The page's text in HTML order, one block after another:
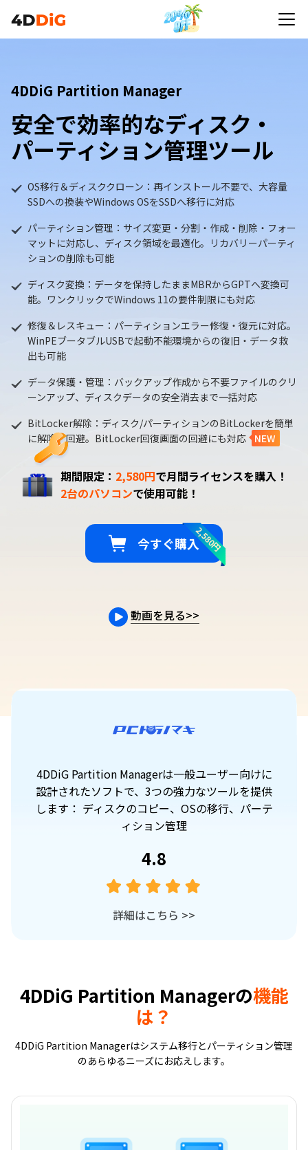
4DDiG Partition Manager
安全で効率的なディスク・
パーティション管理ツール
OS移行＆ディスククローン：再インストール不要で、大容量
SSDへの換装やWindows OSをSSDへ移行に対応
パーティション管理：サイズ変更・分割・作成・削除・フォー
マットに対応し、ディスク領域を最適化。リカバリーパーティ
ションの削除も可能
ディスク変換：データを保持したままMBRからGPTへ変換可
能。ワンクリックでWindows 11の要件制限にも対応
修復＆レスキュー：パーティションエラー修復・復元に対応。
WinPEブータブルUSBで起動不能環境からの復旧・データ救
出も可能
データ保護・管理：バックアップ作成から不要ファイルのクリ
ーンアップ、ディスクデータの安全消去まで一括対応
BitLocker解除：ディスク/パーティションのBitLockerを簡単
に解除・回避。BitLocker回復画面の回避にも対応
NEW
期間限定： 2,580円で月間ライセンスを購入！
2台のパソコンで使用可能！
今すぐ購入2,580円
動画を見る>>
4DDiG Partition Managerは一般ユーザー向けに
設計されたソフトで、3つの強力なツールを提供
します： ディスクのコピー、OSの移行、パーテ
ィション管理
4.8
詳細はこちら >>
4DDiG Partition Managerの機能
は？
4DDiG Partition Managerはシステム移行とパーティション管理
のあらゆるニーズにお応えします。